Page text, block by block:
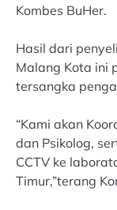
Kombes BuHer.
Hasil dari
Malang Kota ini
tersangka
“Kami akan
dan Psikolog,
CCTV ke
Timur,”terang